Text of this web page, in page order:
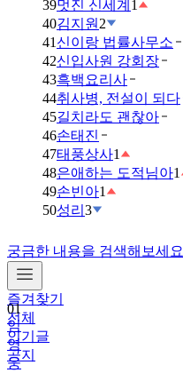
39멋진 신세계 1
40김지원 2
41 신이랑 법률사무소
42신입사원 강회장
43흑백요리사
44취사병, 전설이 되다
45길치라도 괜찮아
46손태진
47태풍상사1
48은애하는 도적님아1
49손빈아1
50성리 3
궁금한 내용을 검색해보세요
즐겨찾기
전체
인기글
공지
01
임
영
웅